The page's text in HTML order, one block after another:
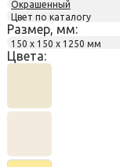
Окрашенный
Цвет по каталогу
Размер, мм:
150 х 150 х 1250 мм
Цвета: